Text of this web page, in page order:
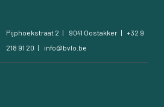
Pijphoekstraat 2 9041 Oostakker
+32 9
218 91 20
info@bvlo.be